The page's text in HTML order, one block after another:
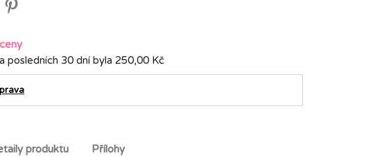
posledních 30 dní byla 250,00 Kč
produktu Přílohy